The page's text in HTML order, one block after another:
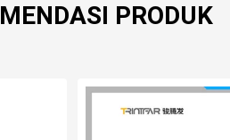
PRODUK